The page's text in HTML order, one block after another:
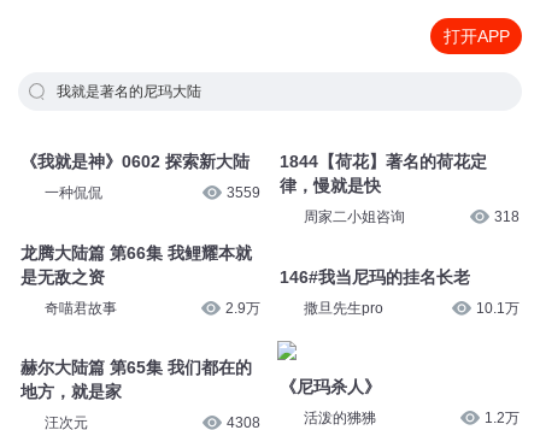
打开APP
我就是著名的尼玛大陆
《我就是神》0602 探索新大陆
一种侃侃 3559
龙腾大陆篇 第66集 我鲤耀本就
是无敌之资
奇喵君故事 2.9万
赫尔大陆篇 第65集 我们都在的
地方，就是家
汪次元 4308
1844【荷花】著名的荷花定
律，慢就是快
周家二小姐咨询 318
146#我当尼玛的挂名长老
撒旦先生pro 10.1万
《尼玛杀人》
活泼的狒狒 1.2万